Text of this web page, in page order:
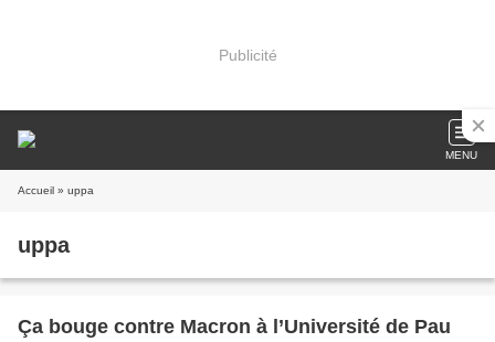
Publicité
MENU
Accueil » uppa
uppa
Ça bouge contre Macron à l’Université de Pau